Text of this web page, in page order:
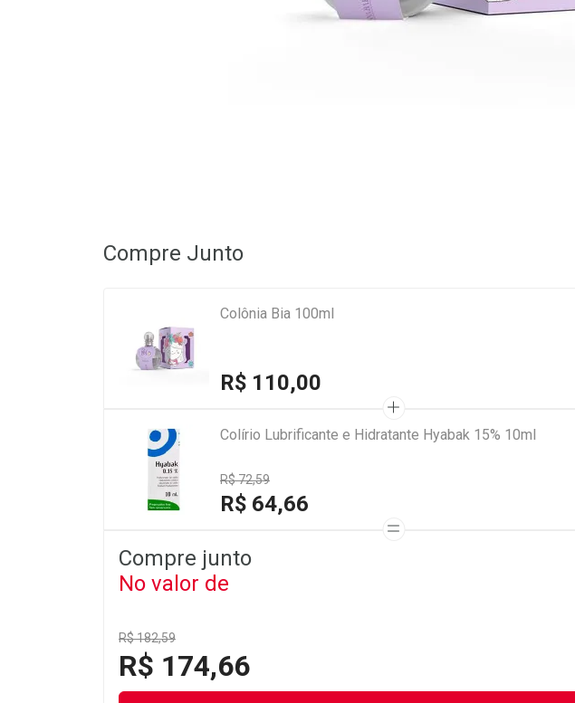
Compre Junto
Colônia Bia 100ml
R$ 110,00
Colírio Lubrificante e Hidratante Hyabak 15% 10ml
R$ 72,59
R$ 64,66
Compre junto
No valor de
R$ 182,59
R$ 174,66